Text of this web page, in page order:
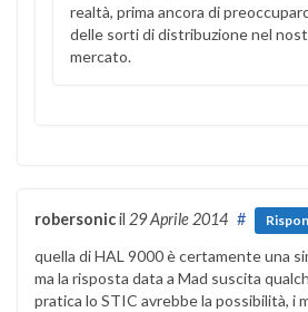
realtà, prima ancora di
delle sorti di distribuzione nel
mercato.
robersonicil 29 Aprile 2014 #
quella di HAL 9000 è certamente una
ma la risposta data a Mad suscita
pratica lo STIC avrebbe la possibilità, i